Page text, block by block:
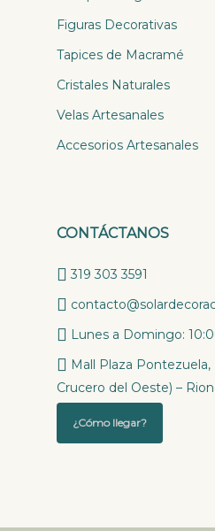
Figuras Decorativas
Tapices de Macramé
Cristales Naturales
Velas Artesanales
Accesorios Artesanales
CONTÁCTANOS
319 303 3591
Lunes a Domingo:
Mall Plaza
Crucero del Oeste) –
¿Cómo llegar?